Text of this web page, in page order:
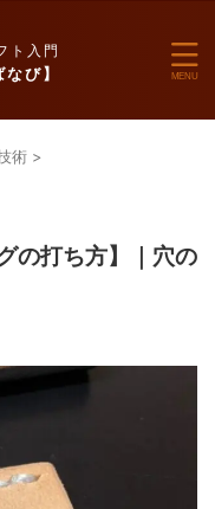
ト入門
び】
術 >
の打ち方】｜穴の